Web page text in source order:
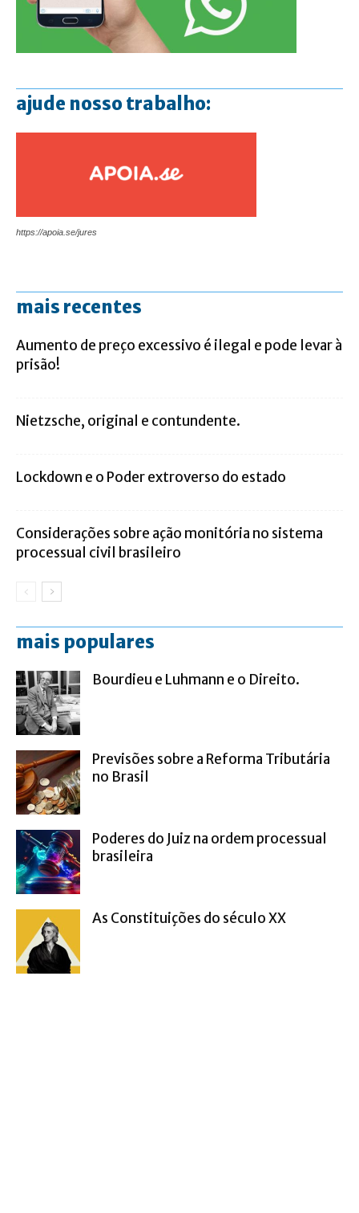
ajude nosso trabalho:
https://apoia.se/jures
mais recentes
Aumento de preço excessivo é ilegal e pode levar à
prisão!
Nietzsche, original e contundente.
Lockdown e o Poder extroverso do estado
Considerações sobre ação monitória no sistema
processual civil brasileiro
mais populares
Bourdieu e Luhmann e o Direito.
Previsões sobre a Reforma Tributária
no Brasil
Poderes do Juiz na ordem processual
brasileira
As Constituições do século XX